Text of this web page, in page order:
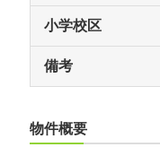
小学校区
備考
物件概要